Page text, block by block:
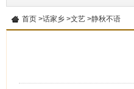
首页 >话家乡 >文艺 >静秋不语